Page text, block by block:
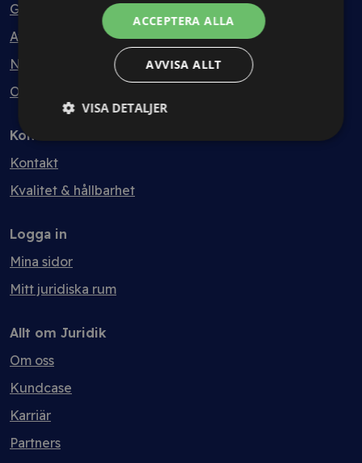
Guider
Avtalsmallar
Nyheter
Ordlista
Kontakt
Kontakt
Kvalitet & hållbarhet
Logga in
Mina sidor
Mitt juridiska rum
Allt om Juridik
Om oss
Kundcase
Karriär
Partners
ACCEPTERA ALLA
AVVISA ALLT
VISA DETALJER